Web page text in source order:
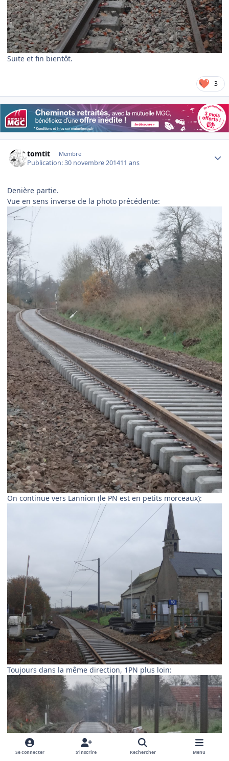
Suite et fin bientôt.
3
tomtit Membre
Publication:30 novembre 201411 ans
Denière partie.
Vue en sens inverse de la photo précédente:
On continue vers Lannion (le PN est en petits morceaux):
Toujours dans la même direction, 1PN plus loin:
Se connecter S’inscrire Rechercher Menu